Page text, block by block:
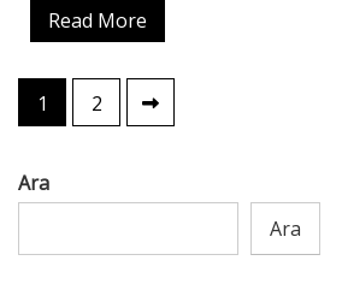
Read More
Yazı
sayfalaması
1 2
Ara
Ara